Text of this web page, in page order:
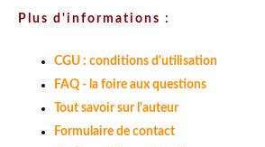
Plus d'informations :
CGU : conditions d'utilisation
FAQ - la foire aux questions
Tout savoir sur l'auteur
Formulaire de contact